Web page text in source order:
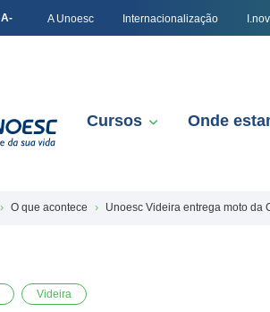
A- A Unoesc Internacionalização
Cursos Onde
O que acontece Unoesc Videira entrega moto da
Videira